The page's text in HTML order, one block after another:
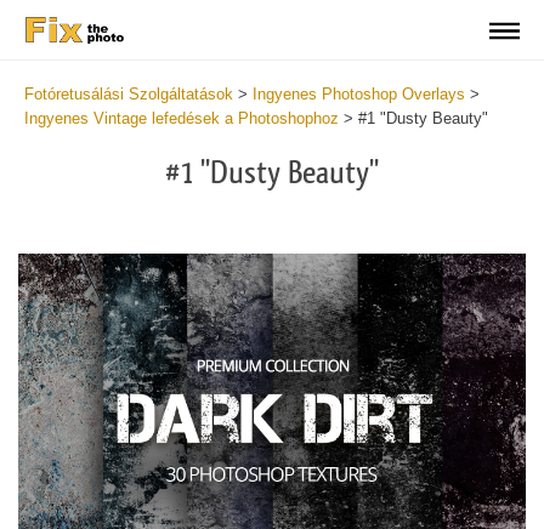
Fotóretusálási Szolgáltatások > Ingyenes Photoshop Overlays >
Ingyenes Vintage lefedések a Photoshophoz > #1 "Dusty Beauty"
#1 "Dusty Beauty"